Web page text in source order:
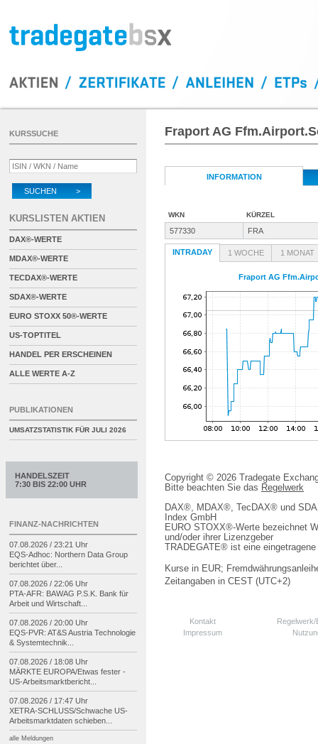
Fraport AG
INFORMATION
WKN KÜRZEL
577330 FRA
INTRADAY 1 WOCHE 1 MONAT
Fraport AG
Copyright © 2026 Tradegate
Bitte beachten Sie das Regelwerk
DAX®, MDAX®, TecDAX® und
Index GmbH
EURO STOXX®-Werte bezeichnet
und/oder ihrer Lizenzgeber
TRADEGATE® ist eine
Kurse in EUR;
Zeitangaben in CEST (UTC+2)
Kontakt
Impressum
KURSSUCHE
SUCHEN >
KURSLISTEN AKTIEN
DAX®-WERTE
MDAX®-WERTE
TECDAX®-WERTE
SDAX®-WERTE
EURO STOXX 50®-WERTE
US-TOPTITEL
HANDEL PER ERSCHEINEN
ALLE WERTE A-Z
PUBLIKATIONEN
UMSATZSTATISTIK FÜR JULI 2026
HANDELSZEIT
7:30 BIS 22:00 UHR
FINANZ-NACHRICHTEN
07.08.2026 / 23:21 Uhr
EQS-Adhoc: Northern Data Group
berichtet über...
07.08.2026 / 22:06 Uhr
PTA-AFR: BAWAG P.S.K. Bank für
Arbeit und Wirtschaft...
07.08.2026 / 20:00 Uhr
EQS-PVR: AT&S Austria Technologie
& Systemtechnik...
07.08.2026 / 18:08 Uhr
MÄRKTE EUROPA/Etwas fester -
US-Arbeitsmarktbericht...
07.08.2026 / 17:47 Uhr
XETRA-SCHLUSS/Schwache US-
Arbeitsmarktdaten schieben...
alle Meldungen